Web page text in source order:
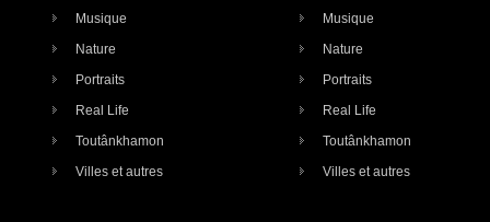
Musique
Nature
Portraits
Real Life
Toutânkhamon
Villes et autres
Musique
Nature
Portraits
Real Life
Toutânkhamon
Villes et autres